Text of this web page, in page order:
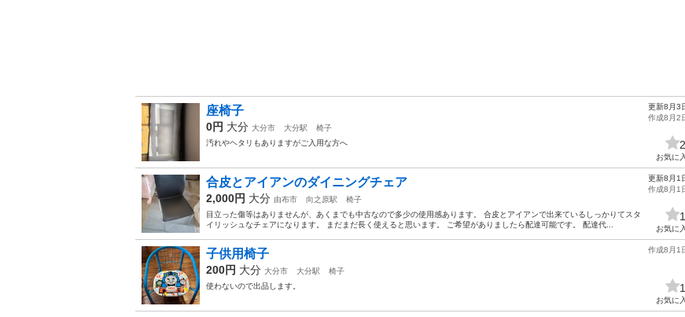
座椅子
0円 大分 大分市 大分駅
椅子
汚れやヘタリもありますがご入用な方へ
更新8月3
作成8月2
2
お気に
合皮とアイアンのダイニングチェア
2,000円 大分 由布市 向之原駅
椅子
目立った傷等はありませんが、あくまでも中古なので多少の使用感あります。 合皮とアイアンで出来ているしっかりてスタ
イリッシュなチェアになります。 まだまだ長く使えると思います。 ご希望がありましたら配達可能です。 配達代...
更新8月1
作成8月1
1
お気に
子供用椅子
200円 大分 大分市 大分駅
椅子
使わないので出品します。
作成8月1
1
お気に